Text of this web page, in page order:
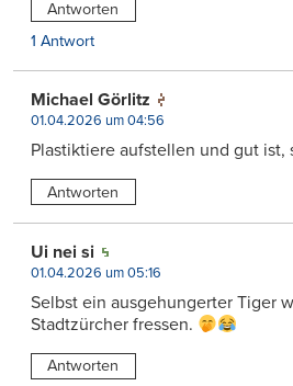
Antworten
1 Antwort
Michael Görlitz
01.04.2026 um 04:56
Plastiktiere aufstellen und gut ist,
Antworten
Ui nei si
01.04.2026 um 05:16
Selbst ein ausgehungerter Tiger
Stadtzürcher fressen.
Antworten